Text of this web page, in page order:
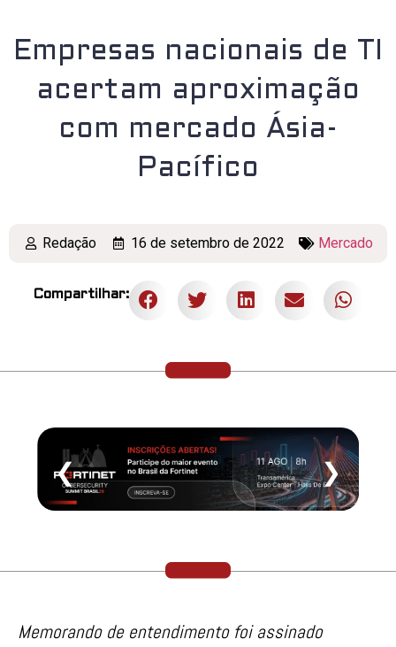
Empresas nacionais de TI
acertam aproximação
com mercado Ásia-
Pacífico
Redação 16 de setembro de 2022 Mercado
Compartilhar:
❮ ❯
Memorando de entendimento foi assinado